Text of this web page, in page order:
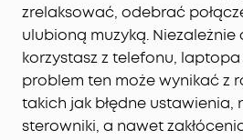
zrelaksować, odebrać
ulubioną muzyką. Niezależnie
korzystasz z telefonu,
problem ten może wynikać z
takich jak błędne ustawienia,
sterowniki, a nawet